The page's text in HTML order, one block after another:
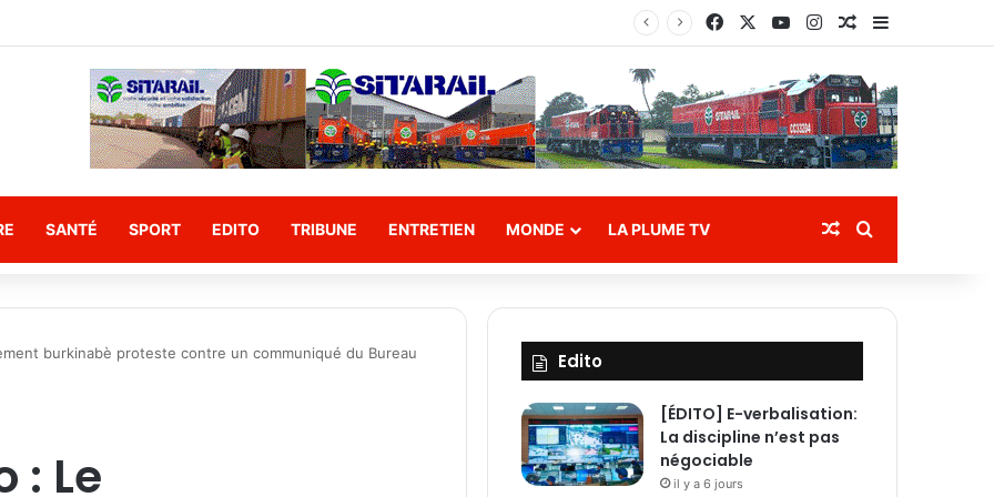
Facebook YouTubeInstagramArticle Aléatoire
SANTÉ SPORT EDITO TRIBUNE ENTRETIEN MONDE LA PLUME TV Article Aléatoire
burkinabè proteste contre un communiqué du Bureau
: Le
Edito
[ÉDITO] E-verbalisation:
La discipline n’est pas
négociable
il y a 6 jours